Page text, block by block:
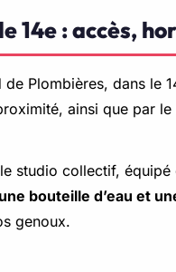
14e : accès,
Plombières, dans le
ainsi que par
studio collectif, équipé
bouteille d’eau et
genoux.